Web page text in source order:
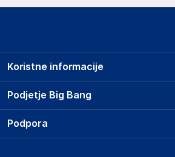
Podjetje Big Bang
O podjetju
Koristne informacije
Prodajna mesta
Storitve
Dostava, vnos in odvoz
Podpora